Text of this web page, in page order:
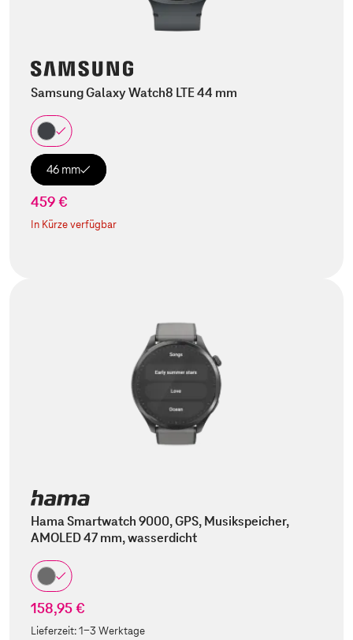
Samsung Galaxy Watch8 LTE 44 mm
46 mm
459 €
In Kürze verfügbar
Hama Smartwatch 9000, GPS, Musikspeicher,
AMOLED 47 mm, wasserdicht
158,95 €
Lieferzeit:1-3 Werktage